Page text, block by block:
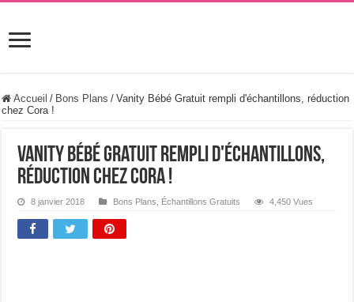
Accueil / Bons Plans / Vanity Bébé Gratuit rempli d'échantillons, réduction
chez Cora !
Vanity Bébé Gratuit rempli d'échantillons,
réduction chez Cora !
8 janvier 2018 Bons Plans Échantillons Gratuits 4,450 Vues